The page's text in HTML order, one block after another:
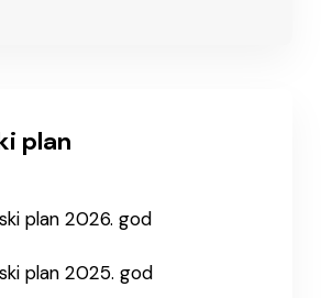
plan
plan 2026. god
plan 2025. god